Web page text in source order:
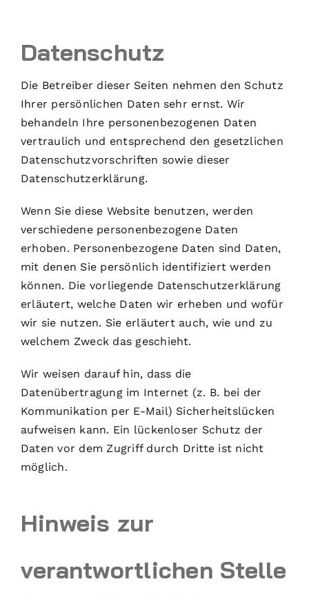
Datenschutz
Die Betreiber dieser Seiten nehmen den Schutz
Ihrer persönlichen Daten sehr ernst. Wir
behandeln Ihre personenbezogenen Daten
vertraulich und entsprechend den gesetzlichen
Datenschutzvorschriften sowie dieser
Datenschutzerklärung.
Wenn Sie diese Website benutzen, werden
verschiedene personenbezogene Daten
erhoben. Personenbezogene Daten sind Daten,
mit denen Sie persönlich identifiziert werden
können. Die vorliegende Datenschutzerklärung
erläutert, welche Daten wir erheben und wofür
wir sie nutzen. Sie erläutert auch, wie und zu
welchem Zweck das geschieht.
Wir weisen darauf hin, dass die
Datenübertragung im Internet (z. B. bei der
Kommunikation per E-Mail) Sicherheitslücken
aufweisen kann. Ein lückenloser Schutz der
Daten vor dem Zugriff durch Dritte ist nicht
möglich.
Hinweis zur
verantwortlichen Stelle